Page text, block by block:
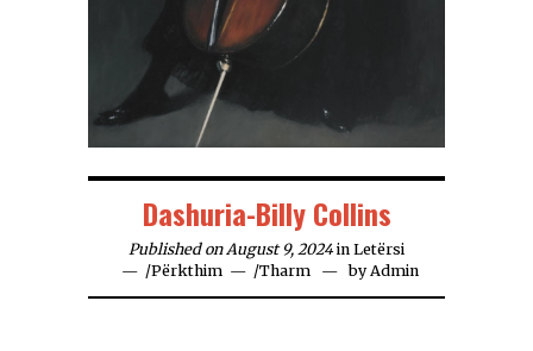
Dashuria-Billy Collins
Published on August 9, 2024 in Letërsi
/Përkthim /Tharm byAdmin